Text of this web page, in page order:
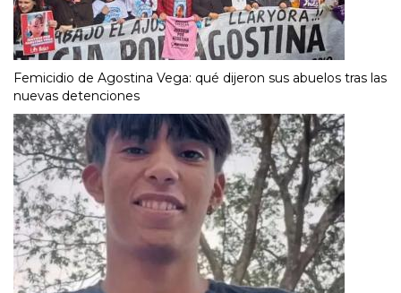
Femicidio de Agostina Vega: qué dijeron sus abuelos tras las
nuevas detenciones